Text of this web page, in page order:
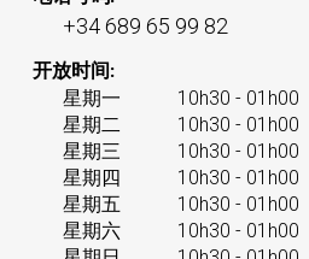
+34 689 65 99 82
开放时间:
星期一
10h30 - 01h00
星期二
10h30 - 01h00
星期三
10h30 - 01h00
星期四
10h30 - 01h00
星期五
10h30 - 01h00
星期六
10h30 - 01h00